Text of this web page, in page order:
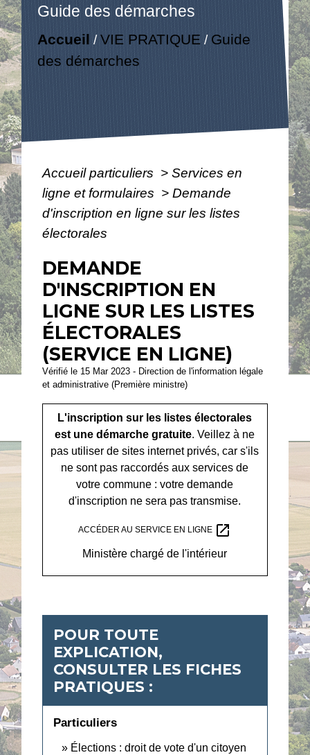
Guide des démarches
Accueil /VIE PRATIQUE / Guide
des démarches
Accueil particuliers > Services en
ligne et formulaires > Demande
d'inscription en ligne sur les listes
électorales
DEMANDE
D'INSCRIPTION EN
LIGNE SUR LES LISTES
ÉLECTORALES
(SERVICE EN LIGNE)
Vérifié le 15 Mar 2023 - Direction de l'information légale
et administrative (Première ministre)
L'inscription sur les listes électorales
est une démarche gratuite. Veillez à ne
pas utiliser de sites internet privés, car s'ils
ne sont pas raccordés aux services de
votre commune : votre demande
d'inscription ne sera pas transmise.
ACCÉDER AU SERVICE EN LIGNE open_in_new
Ministère chargé de l'intérieur
POUR TOUTE
EXPLICATION,
CONSULTER LES FICHES
PRATIQUES :
Particuliers
Élections : droit de vote d'un citoyen